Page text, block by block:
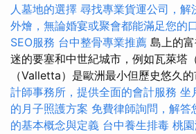
人墓地的選擇 尋找專業貨運公司，解
外燴，無論婚宴或聚會都能滿足您的
SEO服務 台中整骨專業推薦 島上的
迷的要塞和中世紀城市，例如瓦萊塔
（Valletta）是歐洲最小但歷史悠久的
計師事務所，提供全面的會計服務 坐
的月子照護方案 免費律師詢問，解答
的基本概念與定義 台中養生排毒 桃